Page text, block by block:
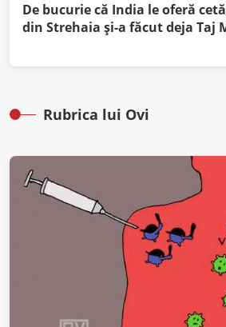
De bucurie că India le oferă
din Strehaia şi-a făcut deja Taj
Rubrica lui Ovi